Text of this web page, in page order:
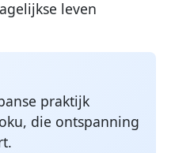
leven
praktijk
die ontspanning